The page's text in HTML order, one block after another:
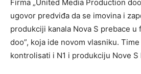
Firma „United Media Production
ugovor predviđa da se imovina i
produkciji kanala Nova S prebace u
doo”, koja ide novom vlasniku.
kontrolisati i N1 i produkciju Nove